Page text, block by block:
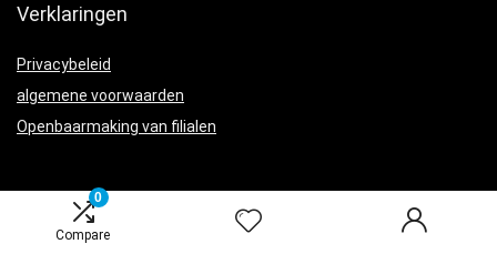
0
Compare
Verklaringen
Privacybeleid
algemene voorwaarden
Openbaarmaking van filialen